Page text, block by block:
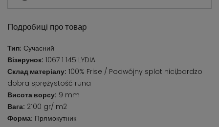
Подробиці про товар
Тип: Сучасний
Візерунок: 1067 1 145 LYDIA
Склад матеріалу: 100% Frise / Podwójny splot nici,bardzo
dobra sprężystość runa
Висота ворсу: 9 mm
Вага: 2100 gr/ m2
Форма: Прямокутник